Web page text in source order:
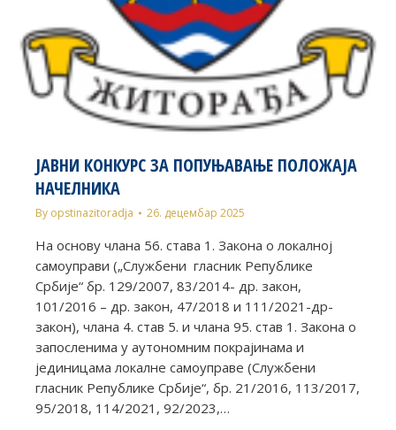
ЈАВНИ КОНКУРС ЗА ПОПУЊАВАЊЕ ПОЛОЖАЈА
НАЧЕЛНИКА
By opstinazitoradja 26. децембар 2025
На основу члана 56. става 1. Закона о локалној
самоуправи („Службени гласник Републике
Србије“ бр. 129/2007, 83/2014- др. закон,
101/2016 – др. закон, 47/2018 и 111/2021-др-
закон), члана 4. став 5. и члана 95. став 1. Закона о
запосленима у аутономним покрајинама и
јединицама локалне самоуправе (Службени
гласник Републике Србије“, бр. 21/2016, 113/2017,
95/2018, 114/2021, 92/2023,…